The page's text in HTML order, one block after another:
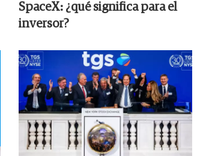
SpaceX: ¿qué significa para el
inversor?